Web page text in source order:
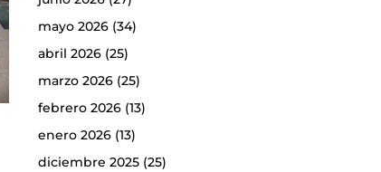
mayo 2026(34)
abril 2026(25)
marzo 2026(25)
febrero 2026(13)
enero 2026(13)
diciembre 2025(25)